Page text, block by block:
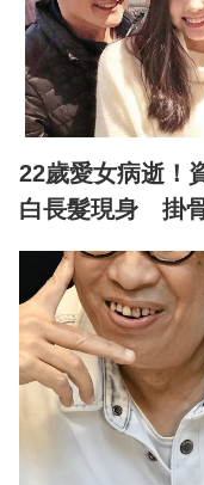
22歲愛女病逝！
白長髮現身 掛